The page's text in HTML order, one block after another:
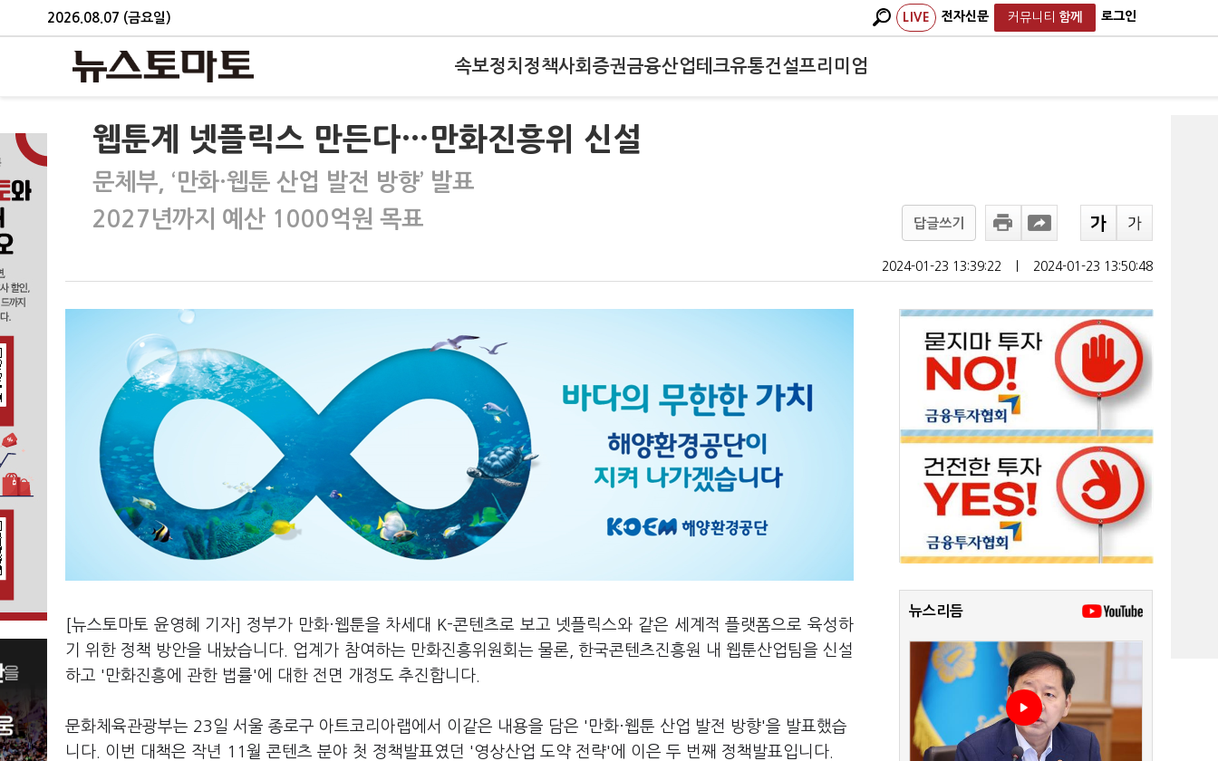
2026.08.07 (금요일) LIVE 전자신문 커뮤니티 함께 로그인
속보정치 정책사회 증권금융산업테크유통건설프리미엄
웹툰계 넷플릭스 만든다…만화진흥위 신설
문체부, ‘만화·웹툰 산업 발전 방향’ 발표
2027년까지 예산 1000억원 목표
답글쓰기
2024-01-23 13:39:22 2024-01-23 13:50:48
[뉴스토마토 윤영혜 기자] 정부가 만화·웹툰을 차세대 K-콘텐츠로 보고 넷플릭스와 같은 세계적 플랫폼으로 육성하
기 위한 정책 방안을 내놨습니다. 업계가 참여하는 만화진흥위원회는 물론, 한국콘텐츠진흥원 내 웹툰산업팀을 신설
하고 '만화진흥에 관한 법률'에 대한 전면 개정도 추진합니다.
문화체육관광부는 23일 서울 종로구 아트코리아랩에서 이같은 내용을 담은 '만화·웹툰 산업 발전 방향'을 발표했습
니다. 이번 대책은 작년 11월 콘텐츠 분야 첫 정책발표였던 '영상산업 도약 전략'에 이은 두 번째 정책발표입니다.
뉴스리듬